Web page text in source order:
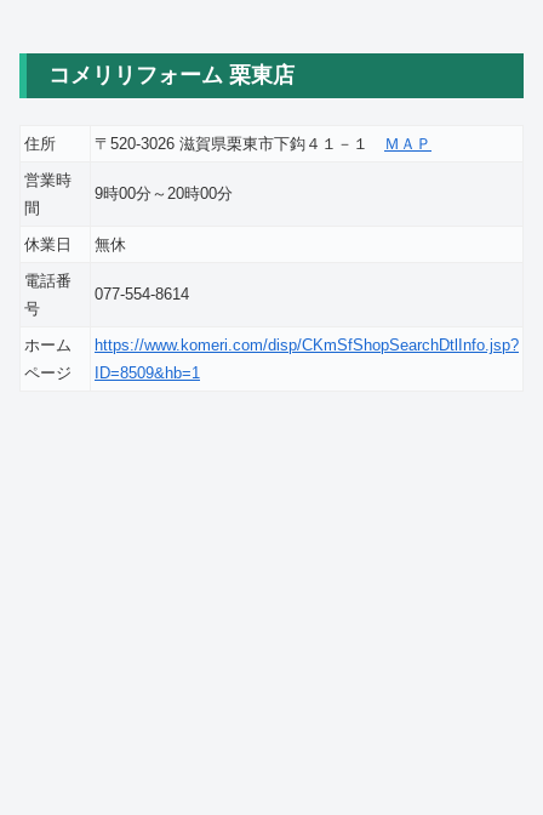
コメリリフォーム 栗東店
住所 〒520-3026 滋賀県栗東市下鈎４１－１
ＭＡＰ
営業時
間
9時00分～20時00分
休業日
無休
電話番
号
077-554-8614
ホーム
ページ
https://www.komeri.com/disp/CKmSfShopSearchDtlInfo.jsp?
ID=8509&hb=1